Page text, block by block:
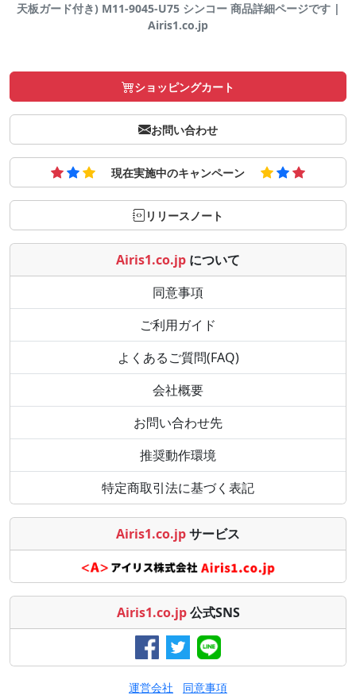
天板ガード付き) M11-9045-U75 シンコー 商品詳細ページです |
Airis1.co.jp
ショッピングカート
お問い合わせ
現在実施中のキャンペーン
リリースノート
Airis1.co.jp について
同意事項
ご利用ガイド
よくあるご質問(FAQ)
会社概要
お問い合わせ先
推奨動作環境
特定商取引法に基づく表記
Airis1.co.jpサービス
Airis1.co.jp 公式SNS
運営会社 同意事項